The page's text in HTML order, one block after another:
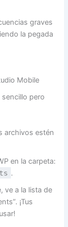
graves
la pegada
Mobile
pero
archivos estén
en la carpeta:
.
ve a la lista de
¡Tus